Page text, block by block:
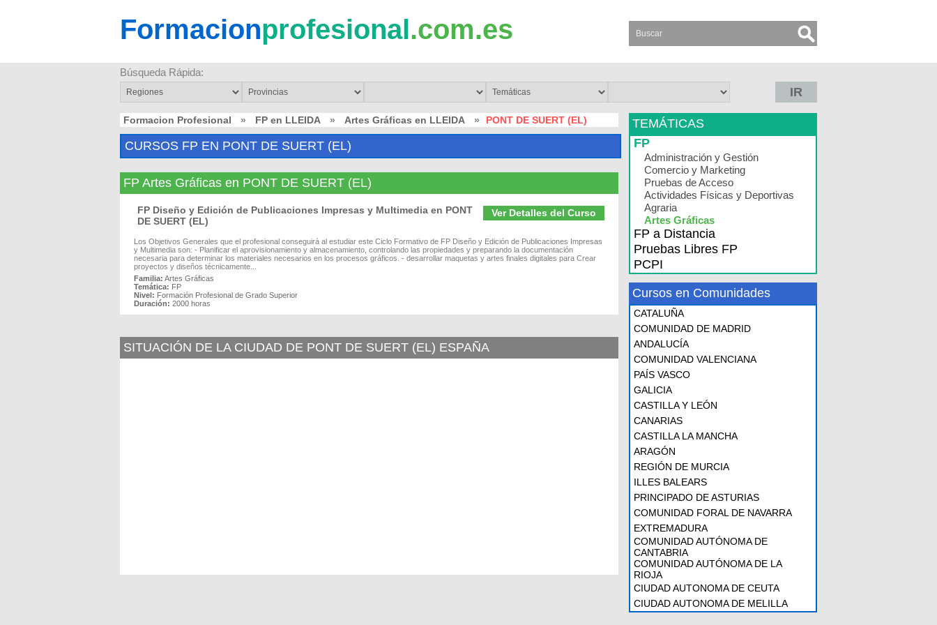
Formacionprofesional.com.es
Búsqueda Rápida:
IR
Formacion Profesional » FP en LLEIDA » Artes Gráficas en LLEIDA » PONT DE SUERT (EL)
CURSOS FP EN PONT DE SUERT (EL)
FP Artes Gráficas en PONT DE SUERT (EL)
Ver Detalles del Curso
FP Diseño y Edición de Publicaciones Impresas y Multimedia en PONT
DE SUERT (EL)
Los Objetivos Generales que el profesional conseguirá al estudiar este Ciclo Formativo de FP Diseño y Edición de Publicaciones Impresas
y Multimedia son: - Planificar el aprovisionamiento y almacenamiento, controlando las propiedades y preparando la documentación
necesaria para determinar los materiales necesarios en los procesos gráficos. - desarrollar maquetas y artes finales digitales para Crear
proyectos y diseños técnicamente...
Familia: Artes Gráficas
Temática: FP
Nivel: Formación Profesional de Grado Superior
Duración: 2000 horas
SITUACIÓN DE LA CIUDAD DE PONT DE SUERT (EL) ESPAÑA
TEMÁTICAS
FP
Administración y Gestión
Comercio y Marketing
Pruebas de Acceso
Actividades Físicas y Deportivas
Agraria
Artes Gráficas
FP a Distancia
Pruebas Libres FP
PCPI
Cursos en Comunidades
CATALUÑA
COMUNIDAD DE MADRID
ANDALUCÍA
COMUNIDAD VALENCIANA
PAÍS VASCO
GALICIA
CASTILLA Y LEÓN
CANARIAS
CASTILLA LA MANCHA
ARAGÓN
REGIÓN DE MURCIA
ILLES BALEARS
PRINCIPADO DE ASTURIAS
COMUNIDAD FORAL DE NAVARRA
EXTREMADURA
COMUNIDAD AUTÓNOMA DE
CANTABRIA
COMUNIDAD AUTÓNOMA DE LA
RIOJA
CIUDAD AUTONOMA DE CEUTA
CIUDAD AUTONOMA DE MELILLA